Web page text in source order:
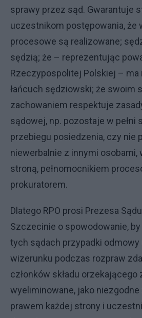
sprawy przez sąd. Gwarantuje
uczestnikom postępowania, że
procesowe są realizowane;
sędzią; że – reprezentując
Rzeczypospolitej Polskiej – ma
łańcuch sędziowski; że swoim
zachowaniem respektuje
sądowej, np. pozostaje w pełni
przebiegu posiedzenia, czy nie
niewerbalnie z innymi osobami,
stroną, pełnomocnikiem
prokuratorem.
Dlatego RPO prosi Prezesa
Szczecinie o spowodowanie,
tych sądach przypadki odmowy
wizerunku podczas rozpraw
członków składu orzekającego
wyeliminowane, jako
prawem każdej strony i